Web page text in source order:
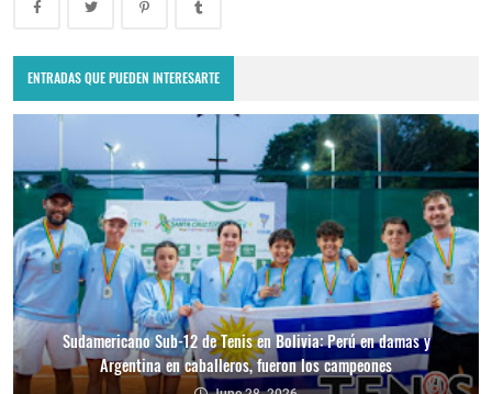
ENTRADAS QUE PUEDEN INTERESARTE
Sudamericano Sub-12 de Tenis en Bolivia: Perú en damas y
Argentina en caballeros, fueron los campeones